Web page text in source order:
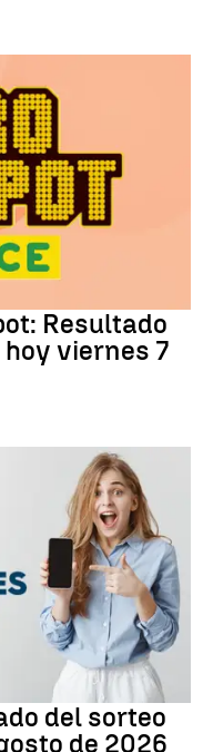
Resultado
hoy viernes 7
del sorteo
de 2026